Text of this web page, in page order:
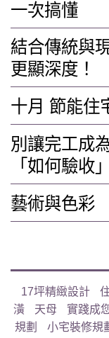
一次搞懂
結合傳統與
更顯深度！
十月 節能住
別讓完工成
「如何驗收
藝術與色彩
17坪精緻設計
潢
天母 實踐成
規劃
小宅裝修規